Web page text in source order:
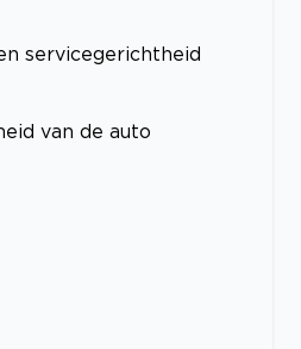
servicegerichtheid
van de auto